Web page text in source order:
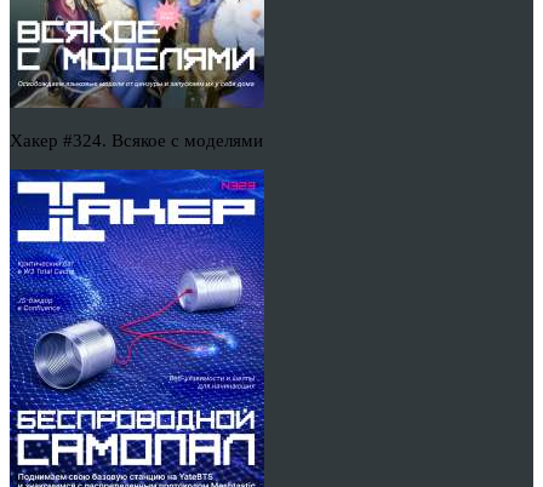
Хакер #324. Всякое с моделями